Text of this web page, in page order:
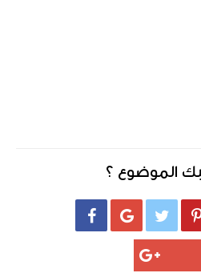
الموضوع ؟
  